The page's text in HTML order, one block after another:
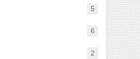
5
6
2